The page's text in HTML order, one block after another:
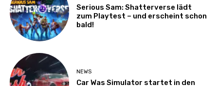
Serious Sam: Shatterverse lädt
zum Playtest – und erscheint schon
bald!
NEWS
Car Was Simulator startet in den